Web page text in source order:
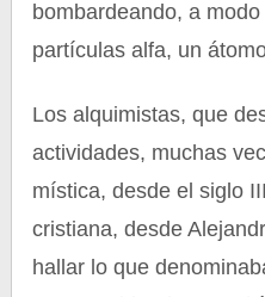
bombardeando, a
partículas alfa, un
Los alquimistas, que
actividades, muchas
mística, desde el siglo
cristiana, desde
hallar lo que